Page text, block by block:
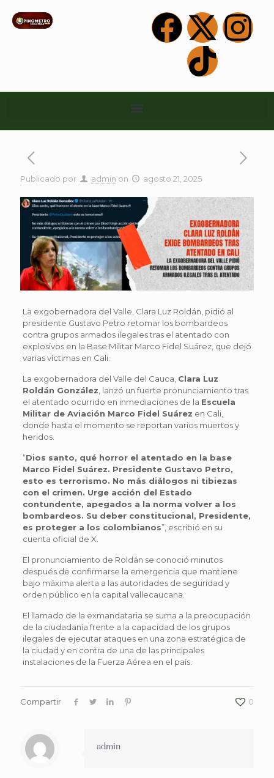
Publicado por admin on agosto 21, 2025
La exgobernadora del Valle, Clara Luz Roldán, pidió al
presidente Gustavo Petro retomar los bombardeos
contra grupos armados ilegales tras el atentado con
explosivos en la Base Militar Marco Fidel Suárez, que dejó
varias víctimas en Cali.
La exgobernadora del Valle del Cauca, Clara Luz
Roldán González , lanzó un fuerte pronunciamiento tras
el atentado ocurrido en inmediaciones de la Escuela
Militar de Aviación Marco Fidel Suárez en Cali,
donde hasta el momento se reportan varios muertos y
heridos.
“Dios santo, qué horror el atentado en la base
Marco Fidel Suárez. Presidente Gustavo Petro,
esto es terrorismo. No más diálogos ni tibiezas
con el crimen. Urge acción del Estado
contundente, apegados a la norma volver a los
bombardeos. Su deber constitucional, Presidente,
es proteger a los colombianos”, escribió en su
cuenta oficial de X.
El pronunciamiento de Roldán se conoció minutos
después de confirmarse la emergencia que mantiene
bajo máxima alerta a las autoridades de seguridad y
orden público en la capital vallecaucana.
El llamado de la exmandataria se suma a la preocupación
de la ciudadanía frente a la capacidad de los grupos
ilegales de ejecutar ataques en una zona estratégica de
la ciudad y en contra de una de las principales
instalaciones de la Fuerza Aérea en el país.
Compartir 0
admin